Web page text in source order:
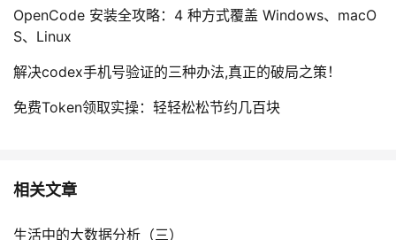
OpenCode 安装全攻略：4 种方式覆盖 Windows、macO
S、Linux
解决codex手机号验证的三种办法,真正的破局之策！
免费Token领取实操：轻轻松松节约几百块
相关文章
生活中的大数据分析（三）